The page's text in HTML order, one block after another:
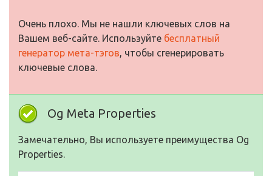
Очень плохо. Мы не нашли ключевых слов на
Вашем веб-сайте. Используйте бесплатный
генератор мета-тэгов, чтобы сгенерировать
ключевые слова.
Og Meta Properties
Замечательно, Вы используете преимущества Og
Properties.